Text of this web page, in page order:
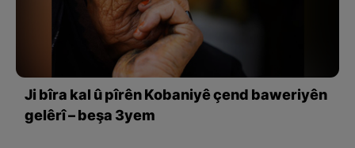
Ji bîra kal û pîrên Kobaniyê çend baweriyên
gelêrî – beşa 3yem